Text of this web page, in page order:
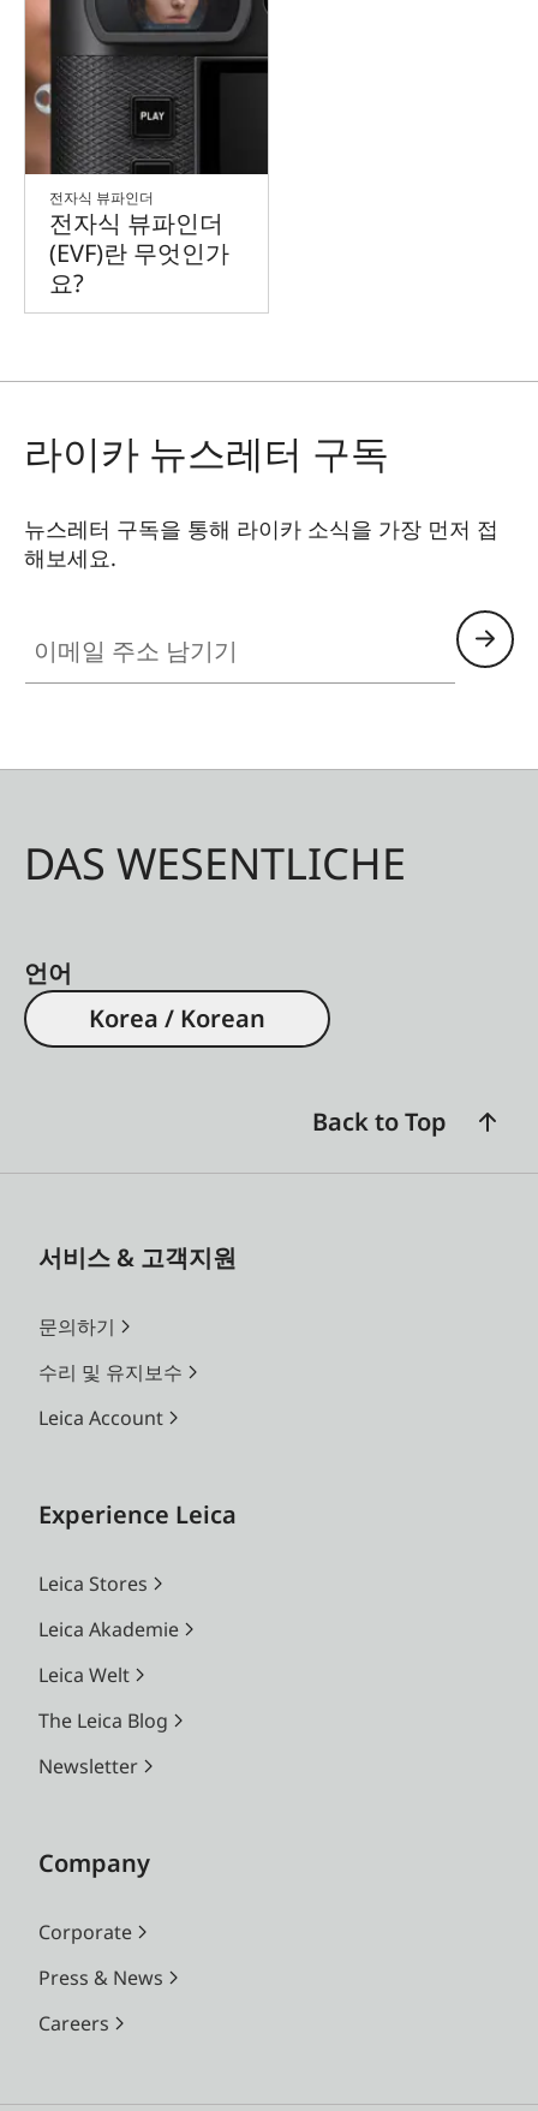
전자식 뷰파인더
전자식 뷰파인더
(EVF)란 무엇인가
요?
라이카 뉴스레터 구독
뉴스레터 구독을 통해 라이카 소식을 가장 먼저 접
해보세요.
DAS WESENTLICHE
언어
Korea / Korean
Back to Top
서비스 & 고객지원
문의하기
수리 및 유지보수
Leica Account
Experience Leica
Leica Stores
Leica Akademie
Leica Welt
The Leica Blog
Newsletter
Company
Corporate
Press & News
Careers